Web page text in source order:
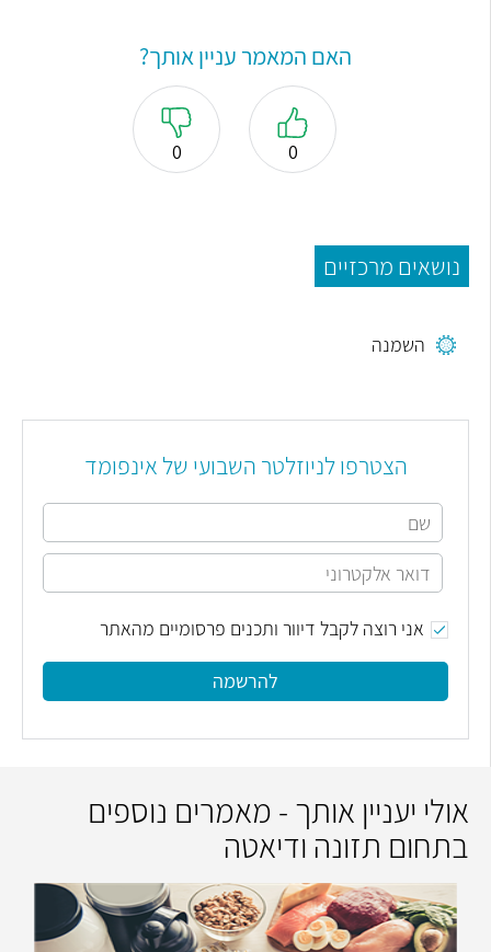
האם המאמר עניין אותך?
0
0
נושאים מרכזיים
השמנה
הצטרפו לניוזלטר השבועי של אינפומד
אני רוצה לקבל דיוור ותכנים פרסומיים מהאתר
להרשמה
אולי יעניין אותך - מאמרים נוספים
בתחום תזונה ודיאטה